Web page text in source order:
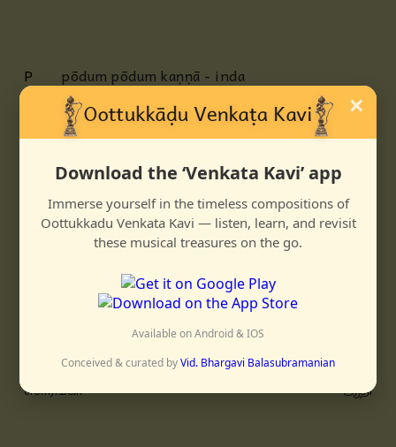
P
pōdum pōdum kaṇṇā - inda
bhuvanamengum indra jāḷam sheiyyum
mōhana muraḷee gānam
gnyālamengum indra jālam sheiyyum
mōhana muraḷee gānam
veeḍu tirumba vēṇḍāmō - veeṭṭin kai
māḍu kaṛakka vēnḍāmō - engaḷ
māmiyār tēḍum munnai manai pōha
ஸாரங்கா ஆதி
×
Download the ‘Venkata Kavi’ app
Immerse yourself in the timeless compositions of
Oottukkadu Venkata Kavi — listen, learn, and revisit
these musical treasures on the go.
Available on Android & IOS
Conceived & curated byVid. Bhargavi Balasubramanian